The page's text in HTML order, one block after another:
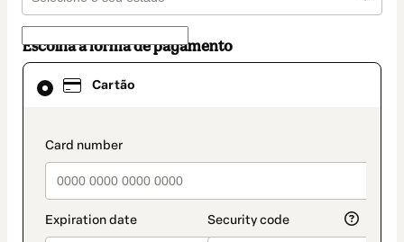
Escolha a forma de pagamento
Cartão
payment_data.section_title_v2
Cartão
selecionado